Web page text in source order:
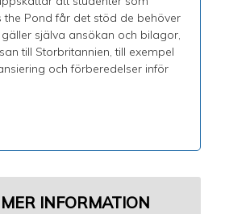
the Pond får det stöd de behöver
själva ansökan och bilagor,
till Storbritannien, till exempel
och förberedelser inför
INFORMATION